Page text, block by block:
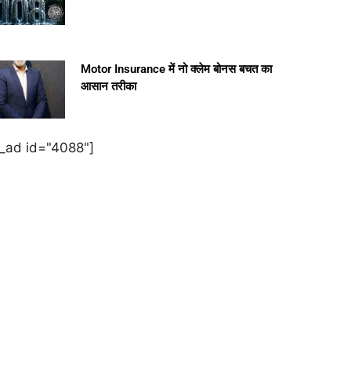
Motor Insurance में नो क्लेम बोनस बचत का
आसान तरीका
id="4088"]